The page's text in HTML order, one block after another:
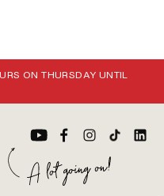
ON THURSDAY UNTIL